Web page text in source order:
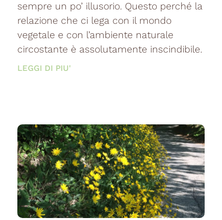
sempre un po’ illusorio. Questo perché la
relazione che ci lega con il mondo
vegetale e con l’ambiente naturale
circostante è assolutamente inscindibile.
LEGGI DI PIU'